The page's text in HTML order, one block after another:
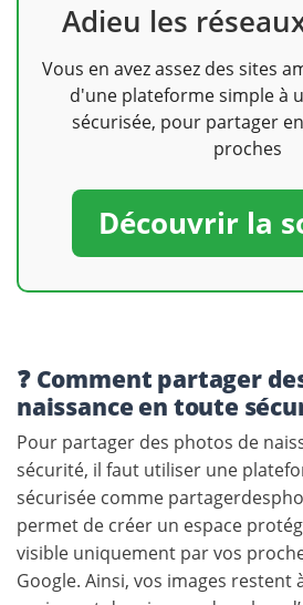
Adieu les
Vous en avez assez des sites
d'une plateforme simple à
sécurisée, pour partager
proches
Découvrir la
❓ Comment partager
naissance en toute
Pour partager des photos de
sécurité, il faut utiliser une
sécurisée comme
permet de créer un espace
visible uniquement par vos
Google. Ainsi, vos images restent